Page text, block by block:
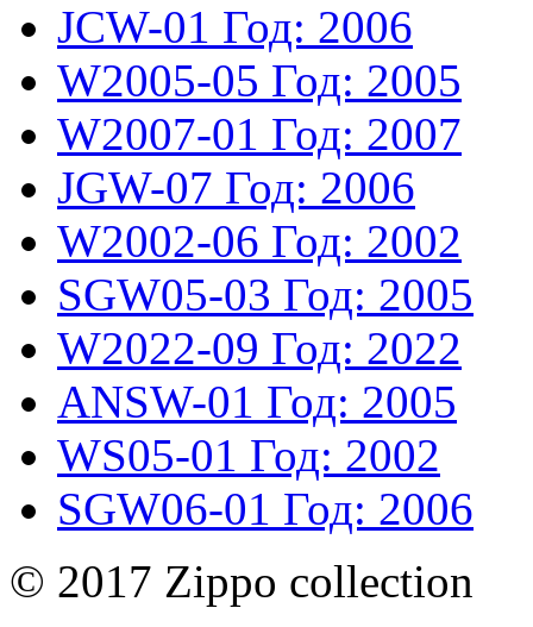
JCW-01 Год: 2006
W2005-05 Год: 2005
W2007-01 Год: 2007
JGW-07 Год: 2006
W2002-06 Год: 2002
SGW05-03 Год: 2005
W2022-09 Год: 2022
ANSW-01 Год: 2005
WS05-01 Год: 2002
SGW06-01 Год: 2006
© 2017 Zippo collection